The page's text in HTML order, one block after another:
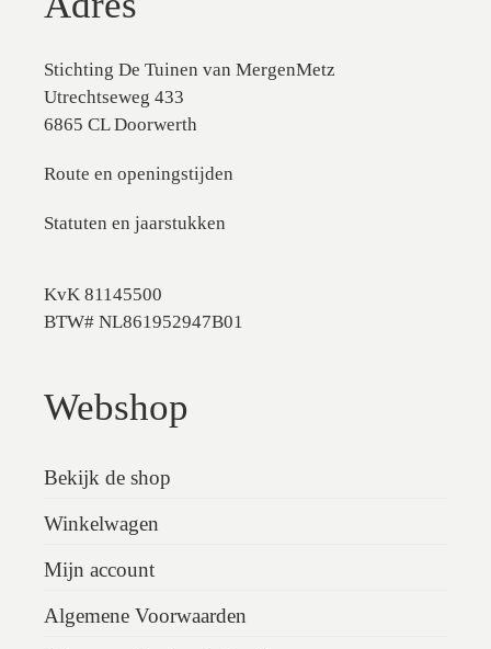
Stichting De Tuinen van MergenMetz
Utrechtseweg 433
6865 CL Doorwerth
Route en openingstijden
Statuten en jaarstukken
KvK 81145500
BTW# NL861952947B01
Webshop
Bekijk de shop
Winkelwagen
Mijn account
Algemene Voorwaarden